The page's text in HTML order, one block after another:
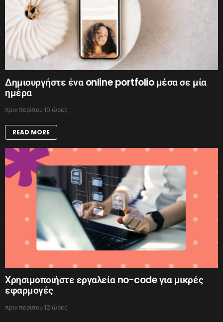
Δημιουργήστε ένα online portfolio μέσα σε μία
ημέρα
πριν περίπου 10 ώρες
READ MORE
Χρησιμοποιήστε εργαλεία no-code για μικρές
εφαρμογές
πριν περίπου 12 ώρες